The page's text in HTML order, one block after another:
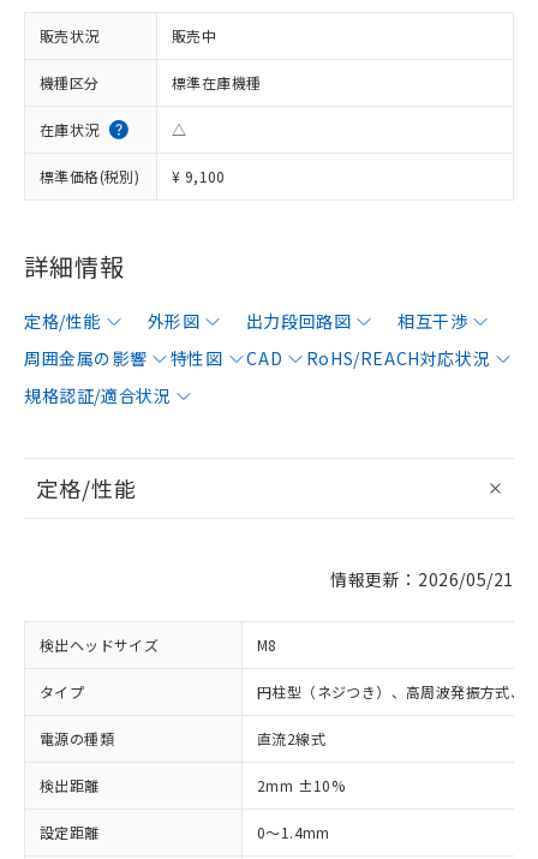
販売状況 販売中
機種区分 標準在庫機種
在庫状況 △
標準価格(税別) ¥ 9,100
詳細情報
定格/性能 外形図 出力段回路図
相互干渉
周囲金属の影響
特性図 CAD
RoHS/REACH対応状況
規格認証/適合状況
定格/性能
情報更新：2026/05/21
検出ヘッドサイズ M8
タイプ 円柱型（ネジつき）、高周波発振方式、
電源の種類 直流2線式
検出距離 2mm ±10%
設定距離 0～1.4mm